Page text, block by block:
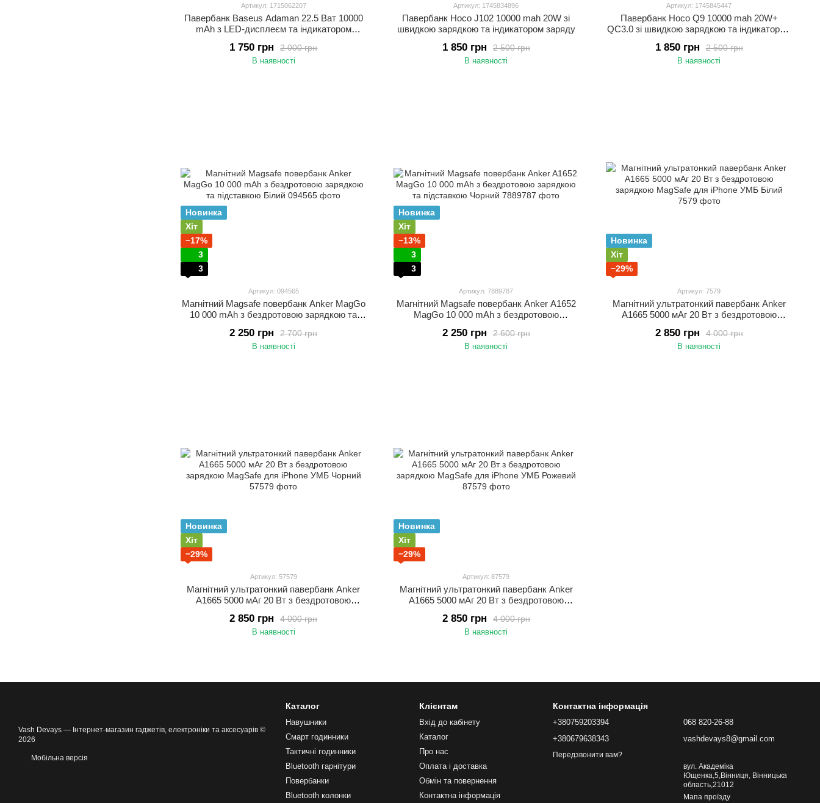
Артикул: 1715062207
Павербанк Baseus Adaman 22.5 Ват 10000
mAh з LED-дисплеєм та індикатором
2 000 грн
1 750 грн
В наявності
Артикул: 1745834896
Павербанк Hoco J102 10000 mah 20W зі
швидкою зарядкою та індикатором заряду
2 500 грн
1 850 грн
В наявності
Артикул: 1745845447
Павербанк Hoco Q9 10000 mah 20W+
QC3.0 зі швидкою зарядкою та індикатором
2 500 грн
1 850 грн
В наявності
Новинка
Хіт
−17%
3
3
Артикул: 094565
Магнітний Magsafe повербанк Anker MagGo
10 000 mAh з бездротовою зарядкою та
2 700 грн
2 250 грн
В наявності
Новинка
Хіт
−13%
3
3
Артикул: 7889787
Магнітний Magsafe повербанк Anker A1652
MagGo 10 000 mAh з бездротовою
2 600 грн
2 250 грн
В наявності
Новинка
Хіт
−29%
Артикул: 7579
Магнітний ультратонкий павербанк Anker
A1665 5000 мАг 20 Вт з бездротовою
4 000 грн
2 850 грн
В наявності
Новинка
Хіт
−29%
Артикул: 57579
Магнітний ультратонкий павербанк Anker
A1665 5000 мАг 20 Вт з бездротовою
4 000 грн
2 850 грн
В наявності
Новинка
Хіт
−29%
Артикул: 87579
Магнітний ультратонкий павербанк Anker
A1665 5000 мАг 20 Вт з бездротовою
Рожевий4 000 грн
2 850 грн
В наявності
Vash Devays — Інтернет-магазин гаджетів, електроніки та аксесуарів ©
2026
Мобільна версія
Каталог
Навушники
Смарт годинники
Тактичні годинники
Bluetooth гарнітури
Повербанки
Bluetooth колонки
Клієнтам
Вхід до кабінету
Каталог
Про нас
Оплата і доставка
Обмін та повернення
Контактна інформація
Контактна інформація
+380759203394
+380679638343
Передзвонити вам?
068 820-26-88
vashdevays8@gmail.com
вул. Академіка
Ющенка,5,Вінниця, Вінницька
область,21012
Мапа проїзду